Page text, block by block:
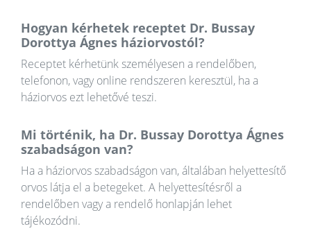
Hogyan kérhetek receptet Dr. Bussay
Dorottya Ágnes háziorvostól?
Receptet kérhetünk személyesen a rendelőben,
telefonon, vagy online rendszeren keresztül, ha a
háziorvos ezt lehetővé teszi.
Mi történik, ha Dr. Bussay Dorottya Ágnes
szabadságon van?
Ha a háziorvos szabadságon van, általában helyettesítő
orvos látja el a betegeket. A helyettesítésről a
rendelőben vagy a rendelő honlapján lehet
tájékozódni.